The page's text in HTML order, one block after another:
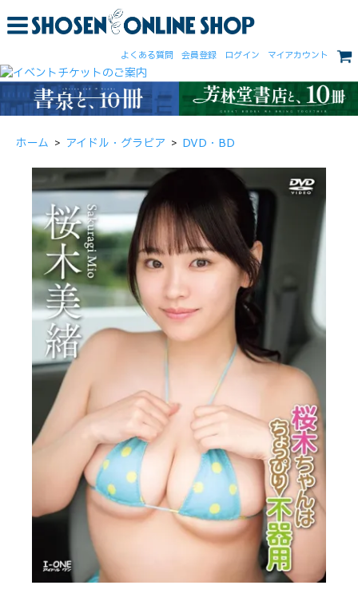
よくある質問 会員登録 ログイン マイアカウント
ホーム > アイドル・グラビア > DVD・BD